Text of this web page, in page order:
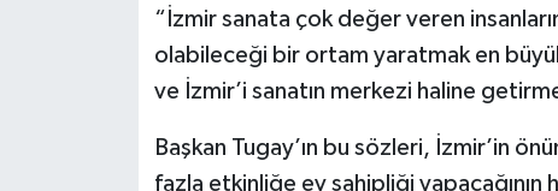
“İzmir sanata çok değer veren
olabileceği bir ortam yaratmak en
ve İzmir’i sanatın merkezi haline
Başkan Tugay’ın bu sözleri, İzmir’in
fazla etkinliğe ev sahipliği yapacağının